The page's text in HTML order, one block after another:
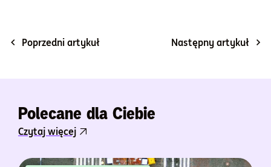
Poprzedni artykuł Następny artykuł
Polecane dla Ciebie
Czytaj więcej